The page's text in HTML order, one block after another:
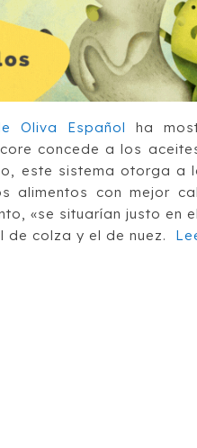
Oliva Español ha
concede a los
este sistema otorga a
alimentos con mejor
«se situarían justo en
colza y el de nuez.